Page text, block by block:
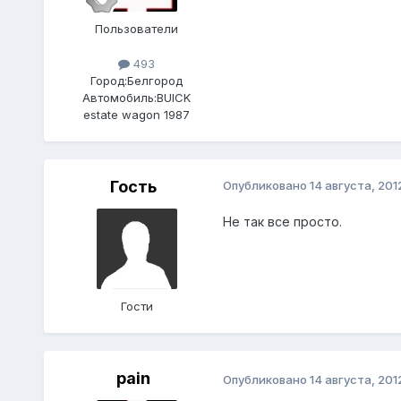
Пользователи
493
Город:Белгород
Автомобиль:BUICK
estate wagon 1987
Гость
Гости
Опубликовано 14 августа,
Не так все просто.
pain Опубликовано 14 августа,